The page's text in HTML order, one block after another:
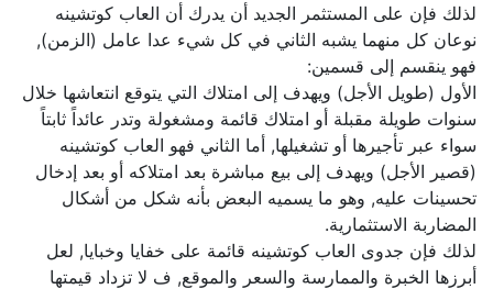
لذلك فإن على المستثمر الجديد أن يدرك أن العاب كوتشينه
نوعان كل منهما يشبه الثاني في كل شيء عدا عامل (الزمن),
فهو ينقسم إلى قسمين:
الأول (طويل الأجل) ويهدف إلى امتلاك التي يتوقع انتعاشها خلال
سنوات طويلة مقبلة أو امتلاك قائمة ومشغولة وتدر عائداً ثابتاً
سواء عبر تأجيرها أو تشغيلها, أما الثاني فهو العاب كوتشينه
(قصير الأجل) ويهدف إلى بيع مباشرة بعد امتلاكه أو بعد إدخال
تحسينات عليه, وهو ما يسميه البعض بأنه شكل من أشكال
المضاربة الاستثمارية.
لذلك فإن جدوى العاب كوتشينه قائمة على خفايا وخبايا, لعل
أبرزها الخبرة والممارسة والسعر والموقع, ف لا تزداد قيمتها